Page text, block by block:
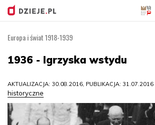
treści
Europa i świat 1918-1939
1936 - Igrzyska wstydu
AKTUALIZACJA: 30.08.2016, PUBLIKACJA: 31.07.2016
historyczne